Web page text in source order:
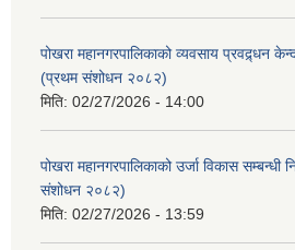
पोखरा महानगरपालिकाको व्यवसाय प्रवद्र्धन
(प्रथम संशोधन २०८२)
मिति: 02/27/2026 - 14:00
पोखरा महानगरपालिकाको उर्जा विकास सम्बन्धी
संशोधन २०८२)
मिति: 02/27/2026 - 13:59